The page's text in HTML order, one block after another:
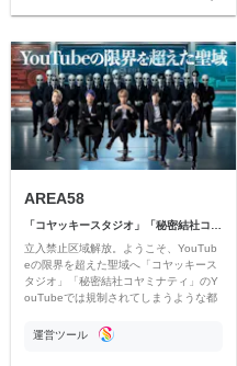
AREA58
立入禁止区域解放。ようこそ、YouTub
eの限界を超えた聖域へ「コヤッキース
タジオ」「秘密結社コヤミナティ」のY
ouTubeでは規制されてしまうような都
公開。
運営ツール